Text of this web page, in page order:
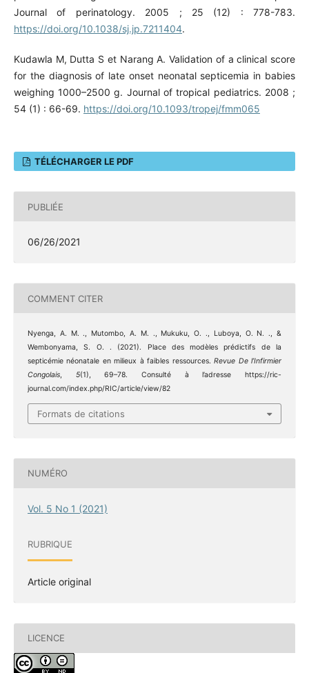
Journal of perinatology. 2005 ; 25 (12) : 778-783.
https://doi.org/10.1038/sj.jp.7211404.
Kudawla M, Dutta S et Narang A. Validation of a clinical score
for the diagnosis of late onset neonatal septicemia in babies
weighing 1000–2500 g. Journal of tropical pediatrics. 2008 ;
54 (1) : 66-69. https://doi.org/10.1093/tropej/fmm065
TÉLÉCHARGER LE PDF
PUBLIÉE
06/26/2021
COMMENT CITER
Nyenga, A. M. ., Mutombo, A. M. ., Mukuku, O. ., Luboya, O. N. ., &
Wembonyama, S. O. . (2021). Place des modèles prédictifs de la
septicémie néonatale en milieux à faibles ressources.Revue De l’Infirmier
Congolais, 5(1), 69–78. Consulté à l’adresse https://ric-
journal.com/index.php/RIC/article/view/82
Formats de citations
NUMÉRO
Vol. 5 No 1 (2021)
RUBRIQUE
Article original
LICENCE